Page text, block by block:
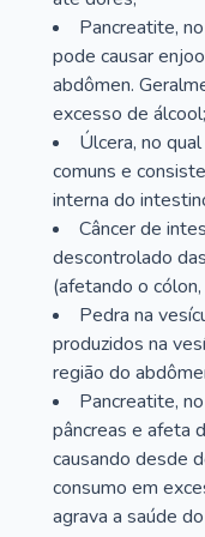
Pancreatite,
pode causar
abdômen.
excesso de álcool;
Úlcera, no
comuns e
interna do
Câncer de
descontrolado
(afetando o
Pedra na
produzidos na
região do
Pancreatite,
pâncreas e afeta
causando desde
consumo em
agrava a saúde